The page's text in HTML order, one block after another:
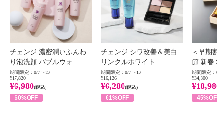
チェンジ 濃密潤いふんわ
り泡洗顔 バブルウォ...
期間限定：8/7〜13
¥17,820
¥6,980(税込)
60%OFF
チェンジ シワ改善＆美白
リンクルホワイト ...
期間限定：8/7〜13
¥16,126
¥6,280(税込)
61%OFF
＜早期
節 新春
期間限定：
¥34,800